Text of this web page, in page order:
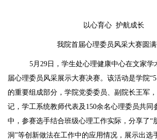
以心育心 护航成长
我院首届心理委员风采大赛圆
5月29日，学生处心理健康中心在文家学
届心理委员风采展示大赛决赛。该活动是学院
的重要组成部分，学院党委委员、副院长王军
记，学工系统教师代表及150余名心理委员共同
中，参赛选手结合班级心理工作实际，分享了“
洞”等创新做法在工作中的应用情况，展示出选